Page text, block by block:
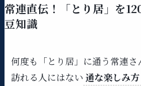
常連直伝！「とり居」を
豆知識
何度も「とり居」に通う常連さ
訪れる人にはない 通な楽しみ方